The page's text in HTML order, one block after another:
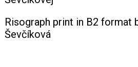
+420 771 147 600
Risograph print in B2 format
Ševčíková